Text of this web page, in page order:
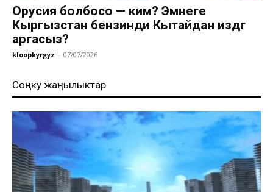
Орусия болбосо — ким? Эмнеге
Кыргызстан бензинди Кытайдан издөөгө
аргасыз?
kloopkyrgyz - 07/07/2026
Соңку жаңылыктар